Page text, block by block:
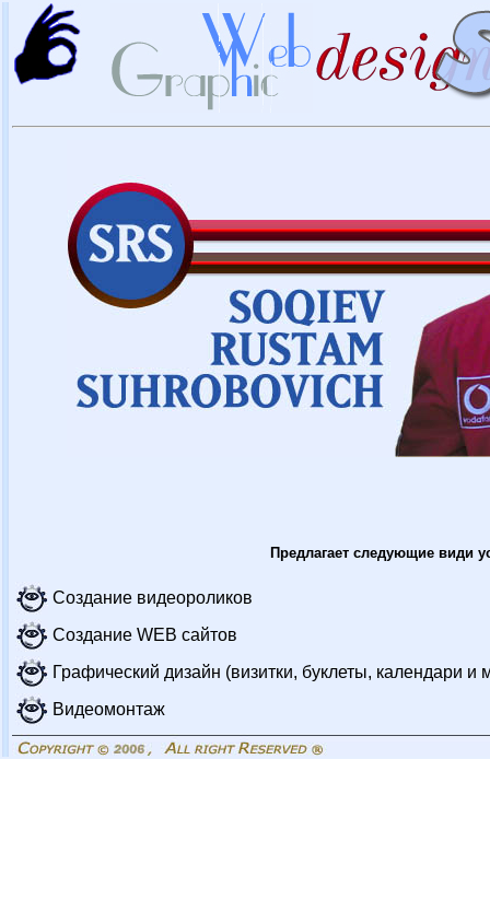
Предлагает следующие види
Создание видеороликов
Создание WEB сайтов
Графический дизайн (визитки, буклеты, календари и
Видеомонтаж